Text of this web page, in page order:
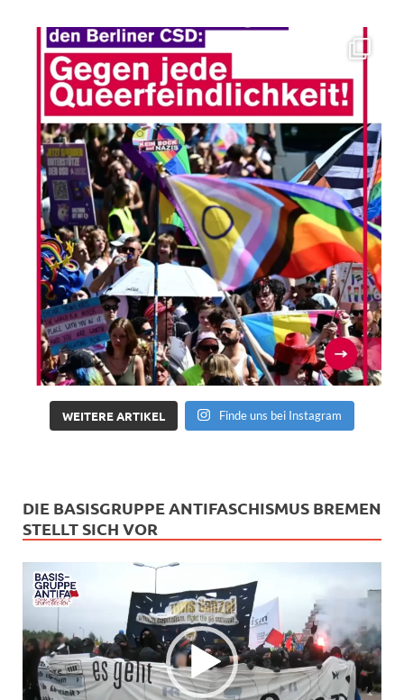
WEITERE ARTIKEL Finde uns bei Instagram
DIE BASISGRUPPE ANTIFASCHISMUS BREMEN
STELLT SICH VOR
Video-
Player